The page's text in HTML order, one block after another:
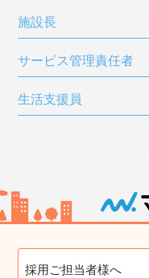
施設長
サービス管理責任者
生活支援員
採用ご担当者様へ